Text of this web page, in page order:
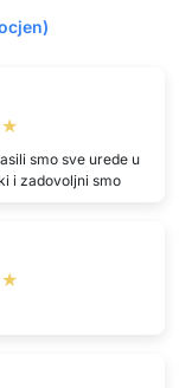
smo sve urede u
i zadovoljni smo